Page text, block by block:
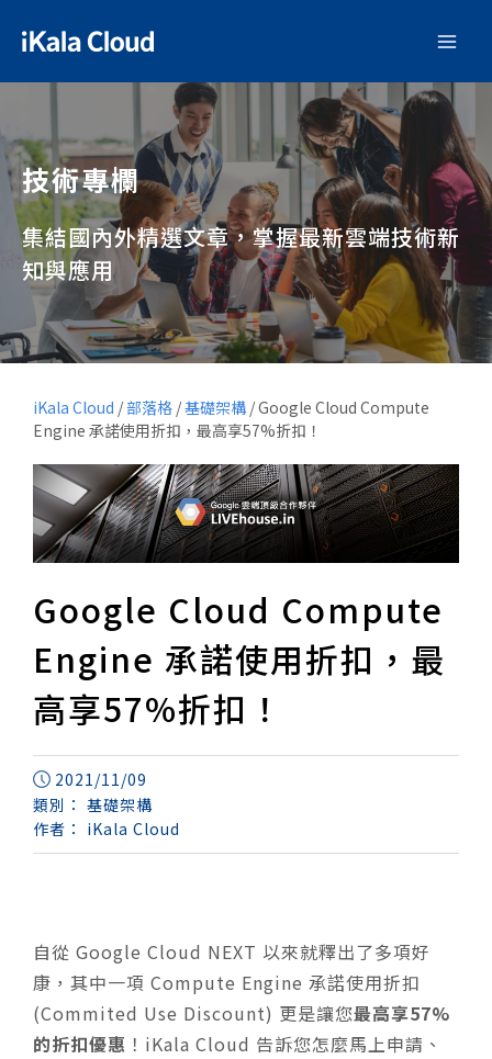
技術專欄
集結國內外精選文章，掌握最新雲端技術新
知與應用
iKala Cloud /部落格 /基礎架構 /Google Cloud Compute
Engine 承諾使用折扣，最高享57%折扣！
Google Cloud Compute
Engine 承諾使用折扣，最
高享57%折扣！
2021/11/09
類別： 基礎架構
作者： iKala Cloud
自從 Google Cloud NEXT 以來就釋出了多項好
康，其中一項 Compute Engine 承諾使用折扣
(Commited Use Discount) 更是讓您最高享57%
的折扣優惠 ！iKala Cloud 告訴您怎麼馬上申請、